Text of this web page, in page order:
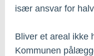
især ansvar for
Bliver et areal ikke
Kommunen